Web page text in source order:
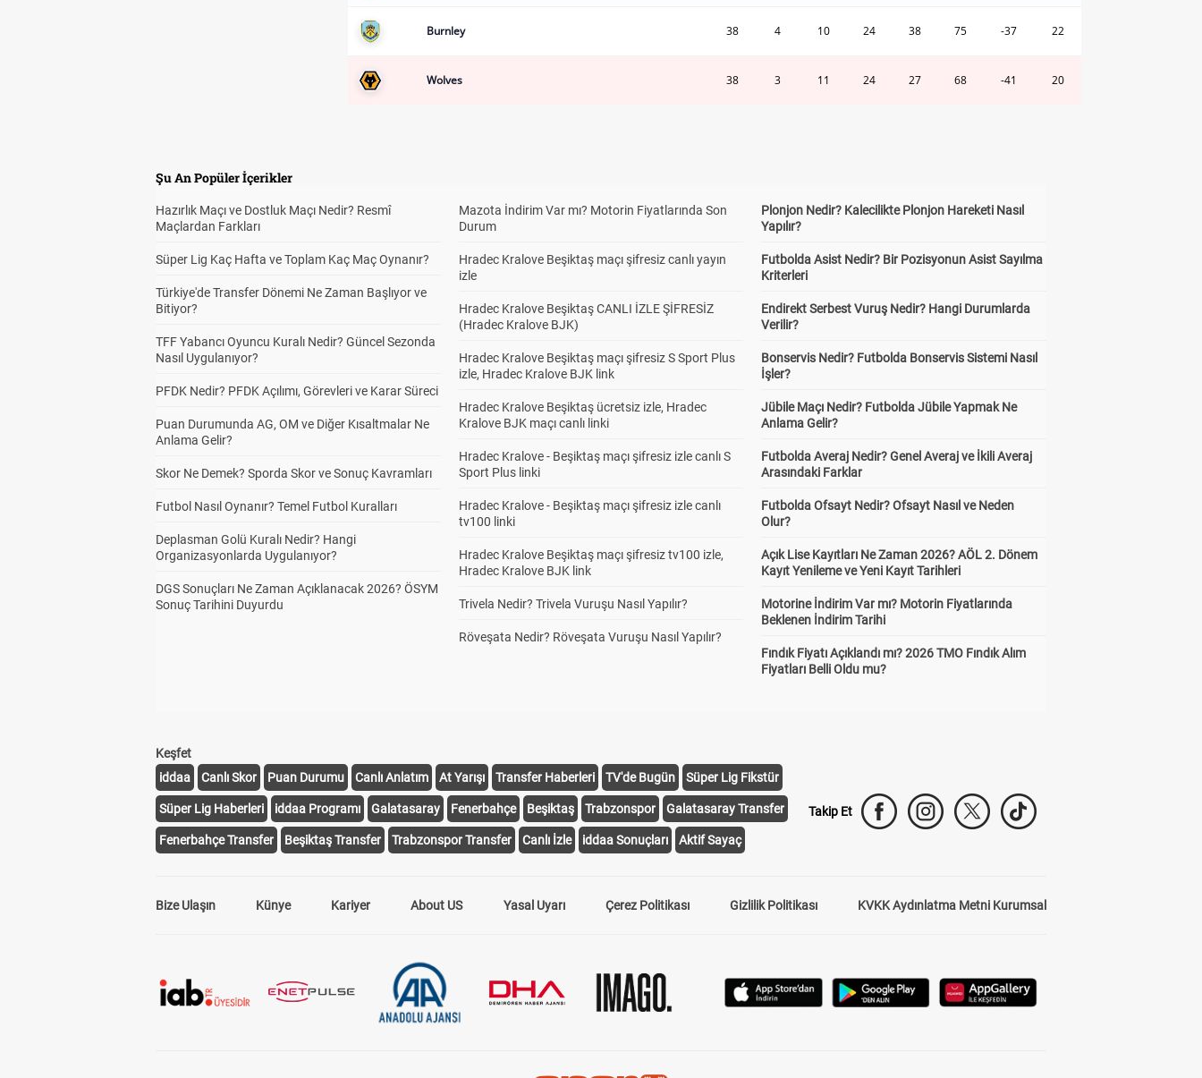
Burnley 38 4 10 24 38 75 -37 22
Wolves 38 3 11 24 27 68 -41 20
Şu An Popüler İçerikler
Hazırlık Maçı ve Dostluk Maçı Nedir? Resmî
Maçlardan Farkları
Süper Lig Kaç Hafta ve Toplam Kaç Maç Oynanır?
Türkiye'de Transfer Dönemi Ne Zaman Başlıyor ve
Bitiyor?
TFF Yabancı Oyuncu Kuralı Nedir? Güncel Sezonda
Nasıl Uygulanıyor?
PFDK Nedir? PFDK Açılımı, Görevleri ve Karar Süreci
Puan Durumunda AG, OM ve Diğer Kısaltmalar Ne
Anlama Gelir?
Skor Ne Demek? Sporda Skor ve Sonuç Kavramları
Futbol Nasıl Oynanır? Temel Futbol Kuralları
Deplasman Golü Kuralı Nedir? Hangi
Organizasyonlarda Uygulanıyor?
DGS Sonuçları Ne Zaman Açıklanacak 2026? ÖSYM
Sonuç Tarihini Duyurdu
Mazota İndirim Var mı? Motorin Fiyatlarında Son
Durum
Hradec Kralove Beşiktaş maçı şifresiz canlı yayın
izle
Hradec Kralove Beşiktaş CANLI İZLE ŞİFRESİZ
(Hradec Kralove BJK)
Hradec Kralove Beşiktaş maçı şifresiz S Sport Plus
izle, Hradec Kralove BJK link
Hradec Kralove Beşiktaş ücretsiz izle, Hradec
Kralove BJK maçı canlı linki
Hradec Kralove - Beşiktaş maçı şifresiz izle canlı S
Sport Plus linki
Hradec Kralove - Beşiktaş maçı şifresiz izle canlı
tv100 linki
Hradec Kralove Beşiktaş maçı şifresiz tv100 izle,
Hradec Kralove BJK link
Trivela Nedir? Trivela Vuruşu Nasıl Yapılır?
Röveşata Nedir? Röveşata Vuruşu Nasıl Yapılır?
Plonjon Nedir? Kalecilikte Plonjon Hareketi Nasıl
Yapılır?
Futbolda Asist Nedir? Bir Pozisyonun Asist Sayılma
Kriterleri
Endirekt Serbest Vuruş Nedir? Hangi Durumlarda
Verilir?
Bonservis Nedir? Futbolda Bonservis Sistemi Nasıl
İşler?
Jübile Maçı Nedir? Futbolda Jübile Yapmak Ne
Anlama Gelir?
Futbolda Averaj Nedir? Genel Averaj ve İkili Averaj
Arasındaki Farklar
Futbolda Ofsayt Nedir? Ofsayt Nasıl ve Neden
Olur?
Açık Lise Kayıtları Ne Zaman 2026? AÖL 2. Dönem
Kayıt Yenileme ve Yeni Kayıt Tarihleri
Motorine İndirim Var mı? Motorin Fiyatlarında
Beklenen İndirim Tarihi
Fındık Fiyatı Açıklandı mı? 2026 TMO Fındık Alım
Fiyatları Belli Oldu mu?
Keşfet
iddaa
Canlı Skor Puan Durumu Canlı Anlatım At Yarışı Transfer Haberleri TV'de Bugün Süper Lig Fikstür
Süper Lig Haberleri iddaa Programı Galatasaray Fenerbahçe Beşiktaş Trabzonspor Galatasaray Transfer
Fenerbahçe Transfer Beşiktaş Transfer Trabzonspor Transfer Canlı İzle iddaa Sonuçları Aktif Sayaç
Takip Et
Bize Ulaşın Künye Kariyer About US Yasal Uyarı Çerez Politikası Gizlilik Politikası KVKK Aydınlatma Metni Kurumsal